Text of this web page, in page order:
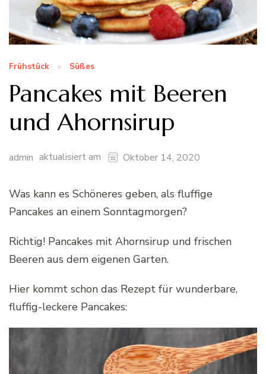
Frühstück Süßes
Pancakes mit Beeren
und Ahornsirup
admin aktualisiert am Oktober 14, 2020
Was kann es Schöneres geben, als fluffige
Pancakes an einem Sonntagmorgen?
Richtig! Pancakes mit Ahornsirup und frischen
Beeren aus dem eigenen Garten.
Hier kommt schon das Rezept für wunderbare,
fluffig-leckere Pancakes: